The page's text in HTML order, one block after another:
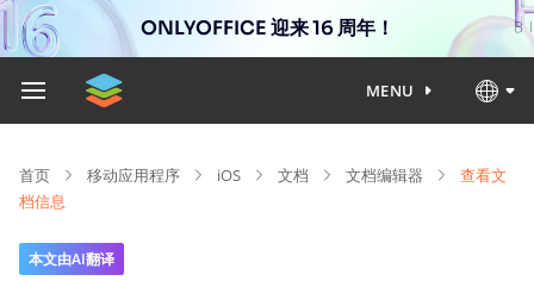
ONLYOFFICE 迎来 16 周年！
MENU
首页 移动应用程序 iOS 文档 文档编辑器
查看文
档信息
本文由AI翻译